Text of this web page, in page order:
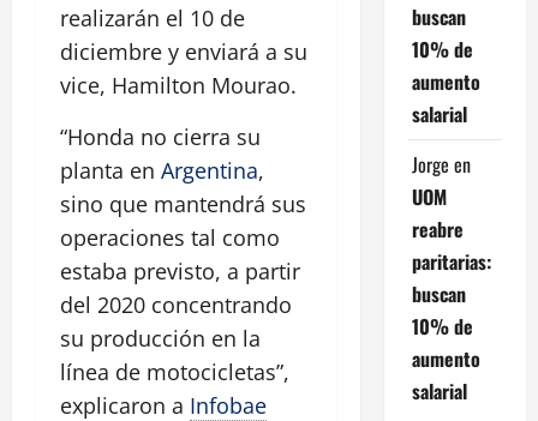
realizarán el 10 de
diciembre y enviará a su
vice, Hamilton Mourao.
“Honda no cierra su
planta en Argentina,
sino que mantendrá sus
operaciones tal como
estaba previsto, a partir
del 2020 concentrando
su producción en la
línea de motocicletas”,
explicaron a Infobae
buscan
10% de
aumento
salarial
Jorge en
UOM
reabre
paritarias:
buscan
10% de
aumento
salarial